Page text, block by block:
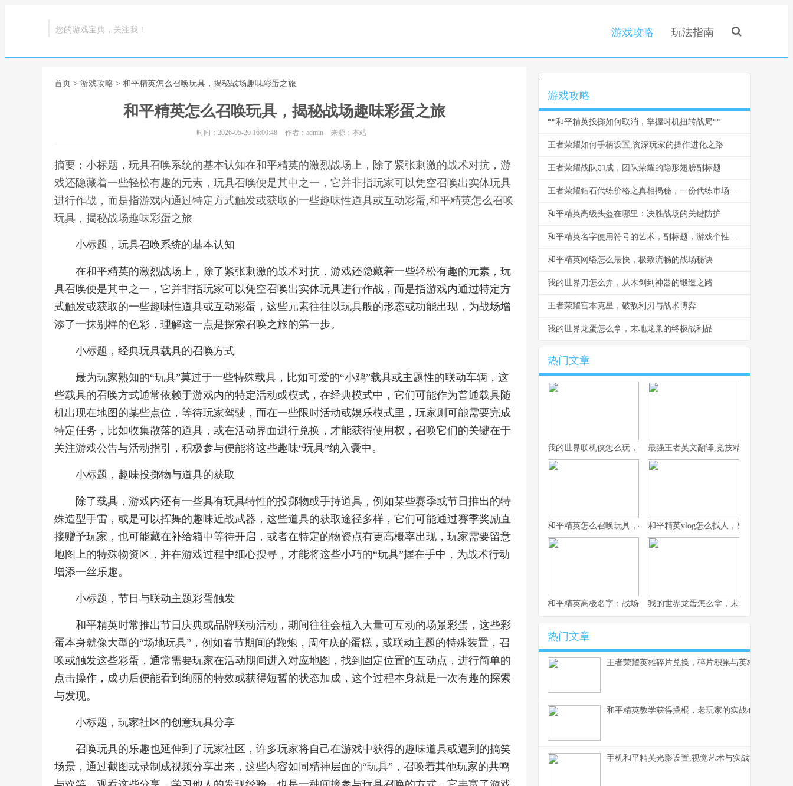
您的游戏宝典，关注我！ 游戏攻略 玩法指南
首页 > 游戏攻略 > 和平精英怎么召唤玩具，揭秘战场趣味彩蛋之旅
和平精英怎么召唤玩具，揭秘战场趣味彩蛋之旅
时间：2026-05-20 16:00:48 作者：admin 来源：本站
摘要：小标题，玩具召唤系统的基本认知在和平精英的激烈战场上，除了紧张刺激的战术对抗，游
戏还隐藏着一些轻松有趣的元素，玩具召唤便是其中之一，它并非指玩家可以凭空召唤出实体玩具
进行作战，而是指游戏内通过特定方式触发或获取的一些趣味性道具或互动彩蛋,和平精英怎么召唤
玩具，揭秘战场趣味彩蛋之旅
小标题，玩具召唤系统的基本认知
在和平精英的激烈战场上，除了紧张刺激的战术对抗，游戏还隐藏着一些轻松有趣的元素，玩
具召唤便是其中之一，它并非指玩家可以凭空召唤出实体玩具进行作战，而是指游戏内通过特定方
式触发或获取的一些趣味性道具或互动彩蛋，这些元素往往以玩具般的形态或功能出现，为战场增
添了一抹别样的色彩，理解这一点是探索召唤之旅的第一步。
小标题，经典玩具载具的召唤方式
最为玩家熟知的“玩具”莫过于一些特殊载具，比如可爱的“小鸡”载具或主题性的联动车辆，这
些载具的召唤方式通常依赖于游戏内的特定活动或模式，在经典模式中，它们可能作为普通载具随
机出现在地图的某些点位，等待玩家驾驶，而在一些限时活动或娱乐模式里，玩家则可能需要完成
特定任务，比如收集散落的道具，或在活动界面进行兑换，才能获得使用权，召唤它们的关键在于
关注游戏公告与活动指引，积极参与便能将这些趣味“玩具”纳入囊中。
小标题，趣味投掷物与道具的获取
除了载具，游戏内还有一些具有玩具特性的投掷物或手持道具，例如某些赛季或节日推出的特
殊造型手雷，或是可以挥舞的趣味近战武器，这些道具的获取途径多样，它们可能通过赛季奖励直
接赠予玩家，也可能藏在补给箱中等待开启，或者在特定的物资点有更高概率出现，玩家需要留意
地图上的特殊物资区，并在游戏过程中细心搜寻，才能将这些小巧的“玩具”握在手中，为战术行动
增添一丝乐趣。
小标题，节日与联动主题彩蛋触发
和平精英时常推出节日庆典或品牌联动活动，期间往往会植入大量可互动的场景彩蛋，这些彩
蛋本身就像大型的“场地玩具”，例如春节期间的鞭炮，周年庆的蛋糕，或联动主题的特殊装置，召
唤或触发这些彩蛋，通常需要玩家在活动期间进入对应地图，找到固定位置的互动点，进行简单的
点击操作，成功后便能看到绚丽的特效或获得短暂的状态加成，这个过程本身就是一次有趣的探索
与发现。
小标题，玩家社区的创意玩具分享
召唤玩具的乐趣也延伸到了玩家社区，许多玩家将自己在游戏中获得的趣味道具或遇到的搞笑
场景，通过截图或录制成视频分享出来，这些内容如同精神层面的“玩具”，召唤着其他玩家的共鸣
.
游戏攻略
**和平精英投掷如何取消，掌握时机扭转战局**
王者荣耀如何手柄设置,资深玩家的操作进化之路
王者荣耀战队加成，团队荣耀的隐形翅膀副标题
王者荣耀钻石代练价格之真相揭秘，一份代练市场的深度剖析
和平精英高级头盔在哪里：决胜战场的关键防护
和平精英名字使用符号的艺术，副标题，游戏个性的视觉密码
和平精英网络怎么最快，极致流畅的战场秘诀
我的世界刀怎么弄，从木剑到神器的锻造之路
王者荣耀宫本克星，破敌利刃与战术博弈
我的世界龙蛋怎么拿，末地龙巢的终极战利品
热门文章
我的世界联机侠怎么玩，一份资深玩家的联机生存指南
最强王者英文翻译,竞技精神的语言跨越
和平精英怎么召唤玩具，揭秘战场趣味彩蛋之旅
和平精英vlog怎么找人，副标题，从迷
和平精英高极名字：战场代号的艺术与力量我的世界龙蛋怎么拿，末地龙巢的终极
热门文章
王者荣耀英雄碎片兑换，碎片积累与英雄解锁之道
和平精英教学获得撬棍，老玩家的实战心得
手机和平精英光影设置,视觉艺术与实战博弈的微妙